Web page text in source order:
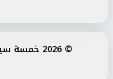
© 2026 خمسة سياسة. جميع الحقوق محفوظة.